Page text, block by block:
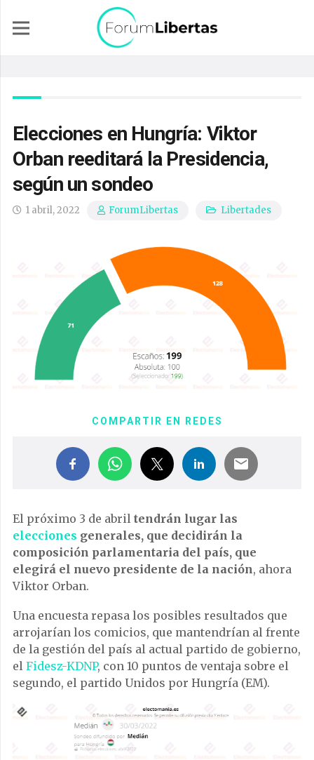
Elecciones en Hungría: Viktor
Orban reeditará la Presidencia,
según un sondeo
1 abril, 2022 ForumLibertas Libertades
COMPARTIR EN REDES
El próximo 3 de abril tendrán lugar las
elecciones generales, que decidirán la
composición parlamentaria del país, que
elegirá el nuevo presidente de la nación, ahora
Viktor Orban.
Una encuesta repasa los posibles resultados que
arrojarían los comicios, que mantendrían al frente
de la gestión del país al actual partido de gobierno,
el Fidesz-KDNP, con 10 puntos de ventaja sobre el
segundo, el partido Unidos por Hungría (EM).